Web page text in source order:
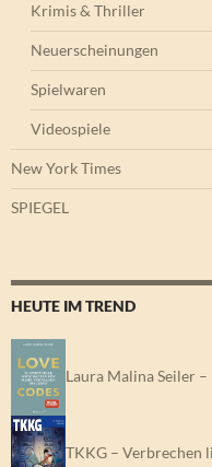
Krimis & Thriller
Neuerscheinungen
Spielwaren
Videospiele
New York Times
SPIEGEL
HEUTE IM TREND
Laura Malina Seiler –
TKKG – Verbrechen